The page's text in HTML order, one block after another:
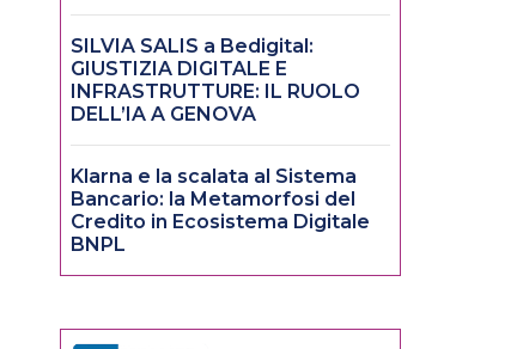
SILVIA SALIS a Bedigital:
GIUSTIZIA DIGITALE E
INFRASTRUTTURE: IL RUOLO
DELL’IA A GENOVA
Klarna e la scalata al Sistema
Bancario: la Metamorfosi del
Credito in Ecosistema Digitale
BNPL